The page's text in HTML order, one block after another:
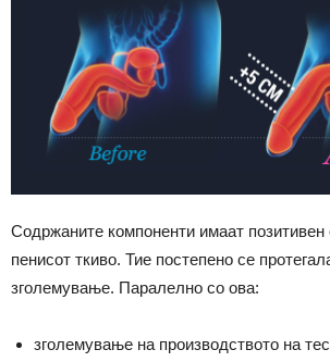
Содржаните компоненти имаат
пенисот ткиво. Тие постепено се
зголемување. Паралелно со ова:
зголемување на производството на